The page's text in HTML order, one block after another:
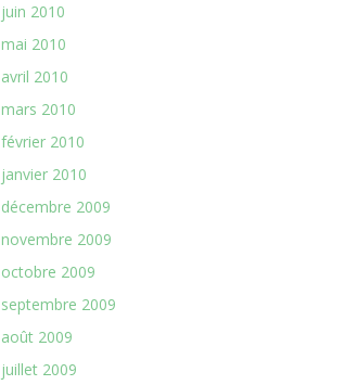
juin 2010
mai 2010
avril 2010
mars 2010
février 2010
janvier 2010
décembre 2009
novembre 2009
octobre 2009
septembre 2009
août 2009
juillet 2009